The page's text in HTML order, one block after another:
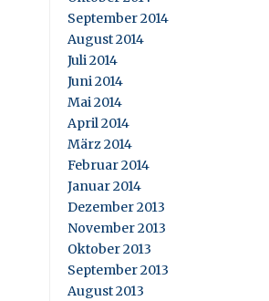
September 2014
August 2014
Juli 2014
Juni 2014
Mai 2014
April 2014
März 2014
Februar 2014
Januar 2014
Dezember 2013
November 2013
Oktober 2013
September 2013
August 2013